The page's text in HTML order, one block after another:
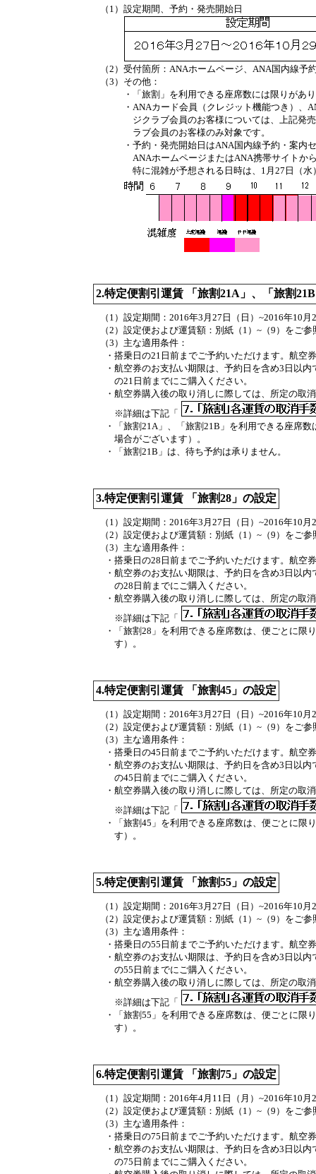
（1） 設定期間、予約・発売開始日
（2）受付箇所： ANAホームページ、ANA国内線予
（3） その他：
・
「旅割」を利用できる座席数には限りがあ
・ ANAカード会員（クレジット機能つき）、
ジクラブ会員のお客様については、上記発
ラブ会員のお客様のみ対象です。
・ 予約・発売開始日はANA国内線予約・案内
ANAホームページまたはANA携帯サイトか
特に混雑が予想される日時は、1月27日（
2.特定便割引運賃 「旅割21A」、「旅割
（1）設定期間： 2016年3月27日（日）~2016年10月
（2）設定便および運賃額： 別紙（1）~（9）をご参
（3）主な適用条件：
・ 搭乗日の21日前までご予約いただけます。航空
・ 航空券のお支払い期限は、予約日を含め3日以
の21日前までにご購入ください。
・ 航空券購入後の取り消しに際しては、所定の取
※詳細は下記「
・
「旅割21A」、「旅割21B」を利用できる座席
場合がございます）。
・
「旅割21B」は、待ち予約は承りません。
3.特定便割引運賃 「旅割28」の設定
（1）設定期間： 2016年3月27日（日）~2016年10月
（2）設定便および運賃額： 別紙（1）~（9）をご参
（3）主な適用条件：
・ 搭乗日の28日前までご予約いただけます。航空
・ 航空券のお支払い期限は、予約日を含め3日以
の28日前までにご購入ください。
・ 航空券購入後の取り消しに際しては、所定の取
※詳細は下記「
・
「旅割28」を利用できる座席数は、便ごとに
す）。
4.特定便割引運賃 「旅割45」の設定
（1）設定期間： 2016年3月27日（日）~2016年10月
（2）設定便および運賃額： 別紙（1）~（9）をご参
（3）主な適用条件：
・ 搭乗日の45日前までご予約いただけます。航空
・ 航空券のお支払い期限は、予約日を含め3日以
の45日前までにご購入ください。
・ 航空券購入後の取り消しに際しては、所定の取
※詳細は下記「
・
「旅割45」を利用できる座席数は、便ごとに
す）。
5.特定便割引運賃 「旅割55」の設定
（1）設定期間： 2016年3月27日（日）~2016年10月
（2）設定便および運賃額： 別紙（1）~（9）をご参
（3）主な適用条件：
・ 搭乗日の55日前までご予約いただけます。航空
・ 航空券のお支払い期限は、予約日を含め3日以
の55日前までにご購入ください。
・ 航空券購入後の取り消しに際しては、所定の取
※詳細は下記「
・
「旅割55」を利用できる座席数は、便ごとに
す）。
6.特定便割引運賃 「旅割75」の設定
（1）設定期間： 2016年4月11日（月）~2016年10月
（2）設定便および運賃額： 別紙（1）~（9）をご参
（3）主な適用条件：
・ 搭乗日の75日前までご予約いただけます。航空
・ 航空券のお支払い期限は、予約日を含め3日以
の75日前までにご購入ください。